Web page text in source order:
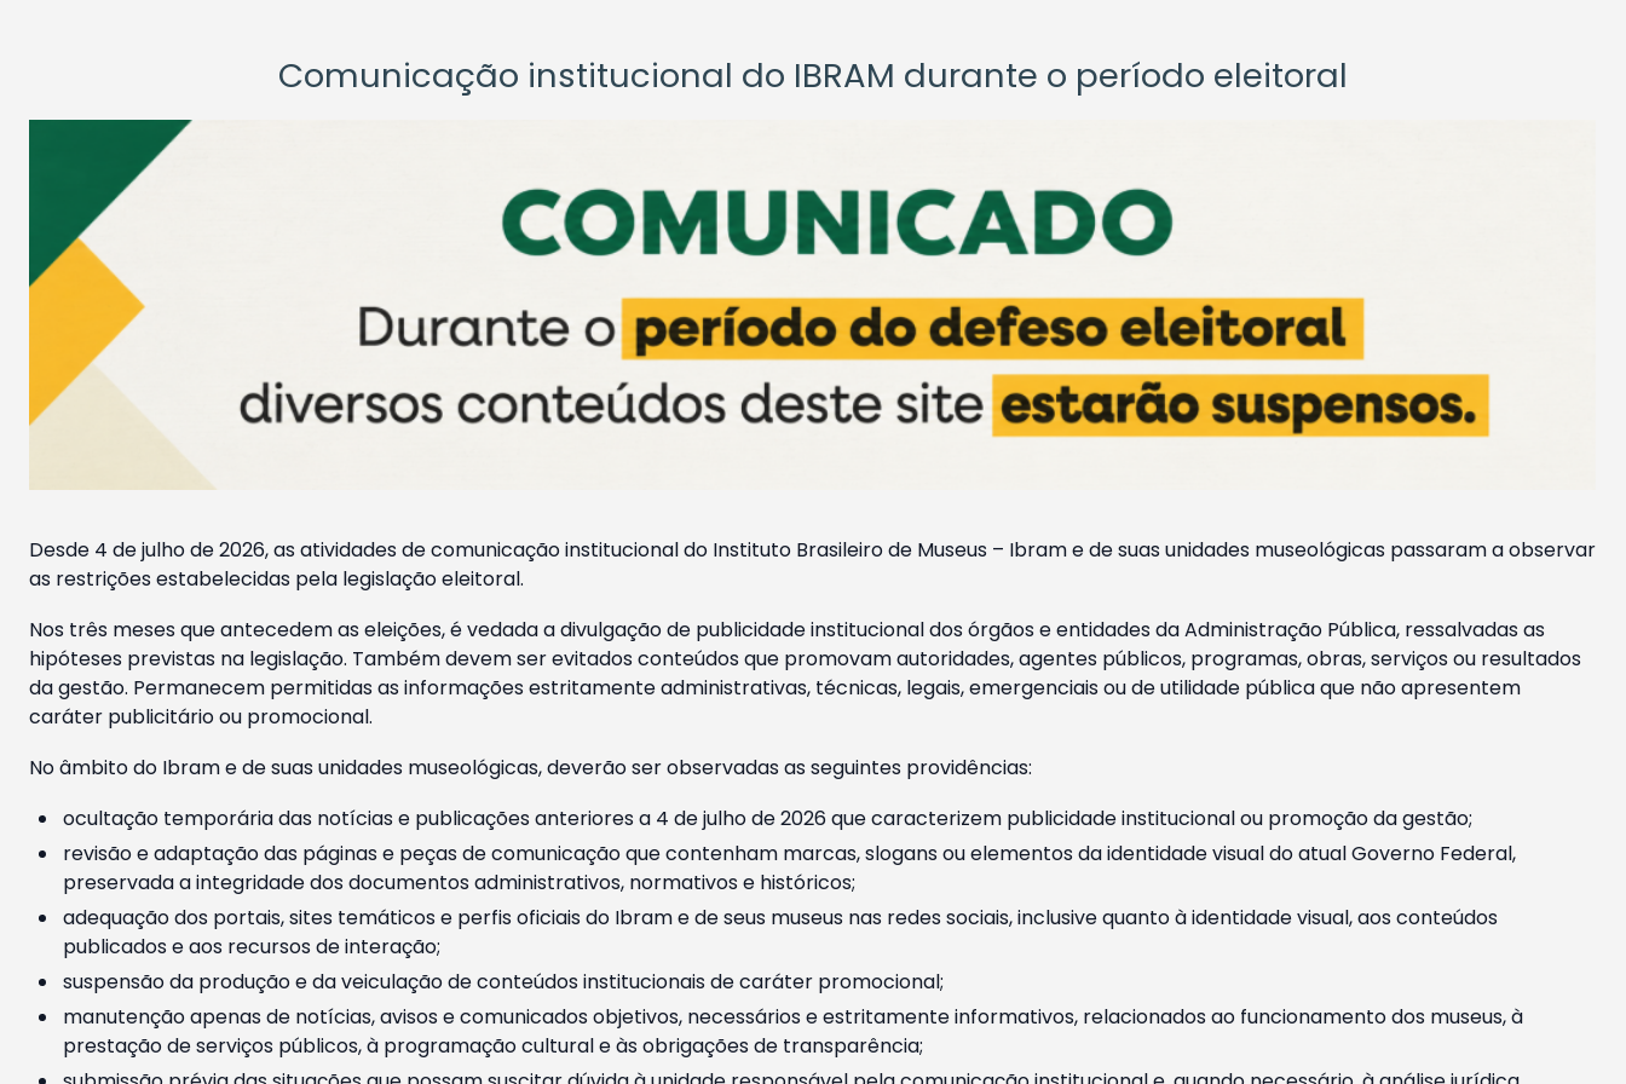
Comunicação institucional do IBRAM durante o período eleitoral
Desde 4 de julho de 2026, as atividades de comunicação institucional do Instituto Brasileiro de Museus – Ibram e de suas unidades museológicas passaram a observar
as restrições estabelecidas pela legislação eleitoral.
Nos três meses que antecedem as eleições, é vedada a divulgação de publicidade institucional dos órgãos e entidades da Administração Pública, ressalvadas as
hipóteses previstas na legislação. Também devem ser evitados conteúdos que promovam autoridades, agentes públicos, programas, obras, serviços ou resultados
da gestão. Permanecem permitidas as informações estritamente administrativas, técnicas, legais, emergenciais ou de utilidade pública que não apresentem
caráter publicitário ou promocional.
No âmbito do Ibram e de suas unidades museológicas, deverão ser observadas as seguintes providências:
ocultação temporária das notícias e publicações anteriores a 4 de julho de 2026 que caracterizem publicidade institucional ou promoção da gestão;
revisão e adaptação das páginas e peças de comunicação que contenham marcas, slogans ou elementos da identidade visual do atual Governo Federal,
preservada a integridade dos documentos administrativos, normativos e históricos;
adequação dos portais, sites temáticos e perfis oficiais do Ibram e de seus museus nas redes sociais, inclusive quanto à identidade visual, aos conteúdos
publicados e aos recursos de interação;
suspensão da produção e da veiculação de conteúdos institucionais de caráter promocional;
manutenção apenas de notícias, avisos e comunicados objetivos, necessários e estritamente informativos, relacionados ao funcionamento dos museus, à
prestação de serviços públicos, à programação cultural e às obrigações de transparência;